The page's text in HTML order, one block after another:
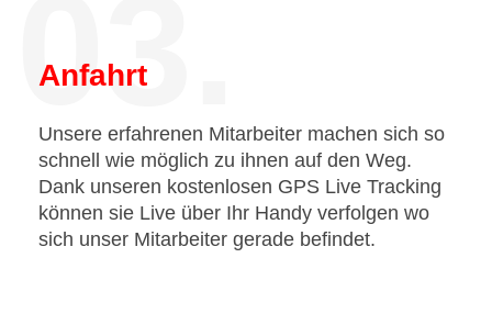
03.
Anfahrt
Unsere erfahrenen Mitarbeiter machen sich so
schnell wie möglich zu ihnen auf den Weg.
Dank unseren kostenlosen GPS Live Tracking
können sie Live über Ihr Handy verfolgen wo
sich unser Mitarbeiter gerade befindet.